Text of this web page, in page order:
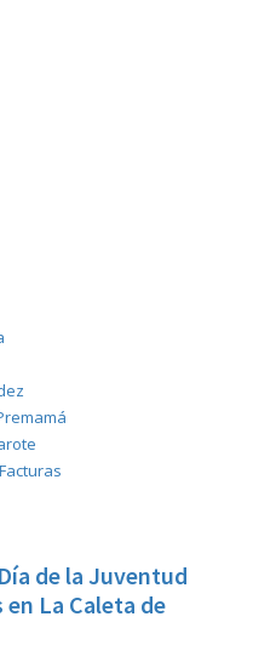
de la Juventud
La Caleta de